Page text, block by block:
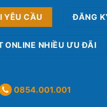
YÊU CẦU ĐĂNG
ONLINE NHIỀU ƯU ĐÃI
0854.001.001